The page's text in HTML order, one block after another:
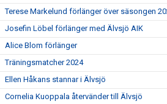
Terese Markelund förlänger över säsongen
Josefin Löbel förlänger med Älvsjö AIK
Alice Blom förlänger
Träningsmatcher 2024
Ellen Håkans stannar i Älvsjö
Cornelia Kuoppala återvänder till Älvsjö